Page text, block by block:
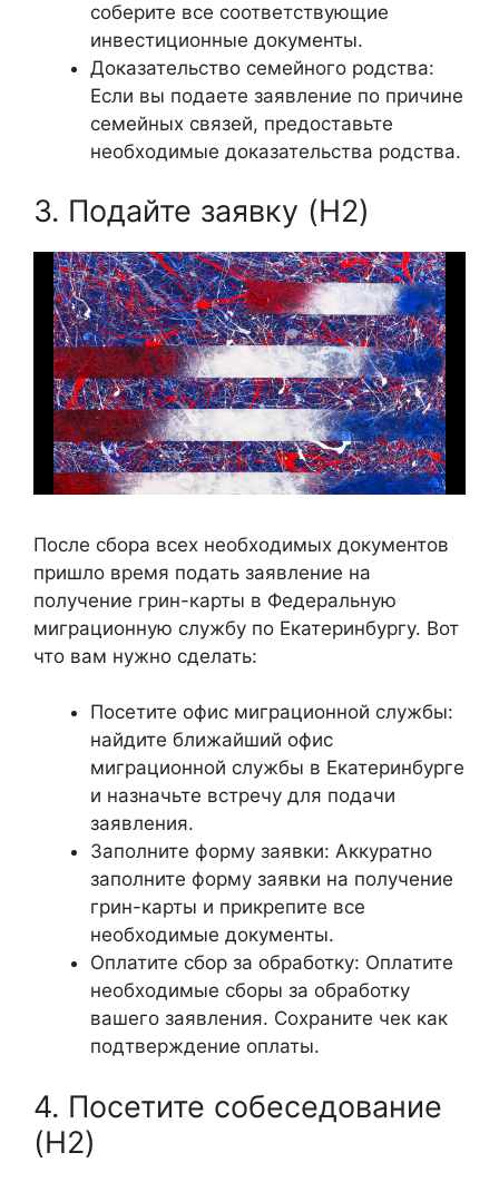
соберите все соответствующие
инвестиционные документы.
Доказательство семейного родства:
Если вы подаете заявление по причине
семейных связей, предоставьте
необходимые доказательства родства.
3. Подайте заявку (H2)
После сбора всех необходимых документов
пришло время подать заявление на
получение грин-карты в Федеральную
миграционную службу по Екатеринбургу. Вот
что вам нужно сделать:
Посетите офис миграционной службы:
найдите ближайший офис
миграционной службы в Екатеринбурге
и назначьте встречу для подачи
заявления.
Заполните форму заявки: Аккуратно
заполните форму заявки на получение
грин-карты и прикрепите все
необходимые документы.
Оплатите сбор за обработку: Оплатите
необходимые сборы за обработку
вашего заявления. Сохраните чек как
подтверждение оплаты.
4. Посетите собеседование
(H2)